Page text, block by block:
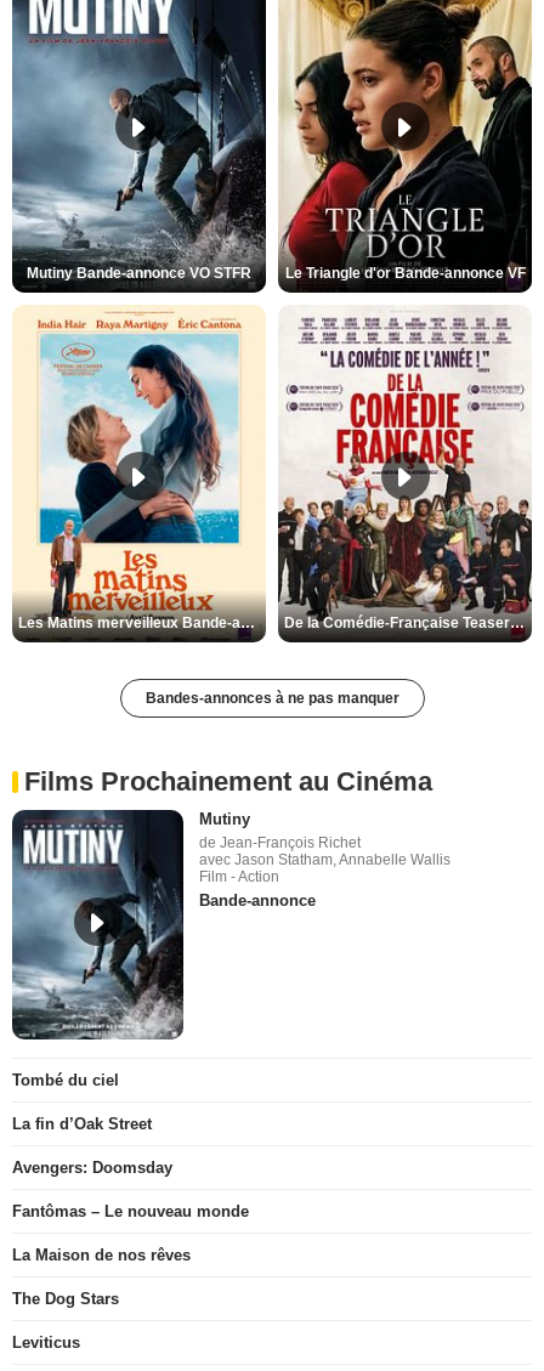
Mutiny Bande-annonce VO STFR Le Triangle d'or Bande-annonce VF
Les Matins merveilleux Bande-annonce VF De la Comédie-Française Teaser VF
Bandes-annonces à ne pas manquer
Films Prochainement au Cinéma
Mutiny
de Jean-François Richet
avec Jason Statham, Annabelle Wallis
Film - Action
Bande-annonce
Tombé du ciel
La fin d’Oak Street
Avengers: Doomsday
Fantômas – Le nouveau monde
La Maison de nos rêves
The Dog Stars
Leviticus